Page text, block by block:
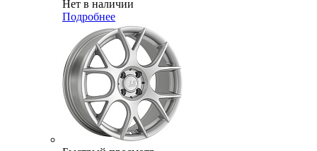
Нет в наличии
Подробнее